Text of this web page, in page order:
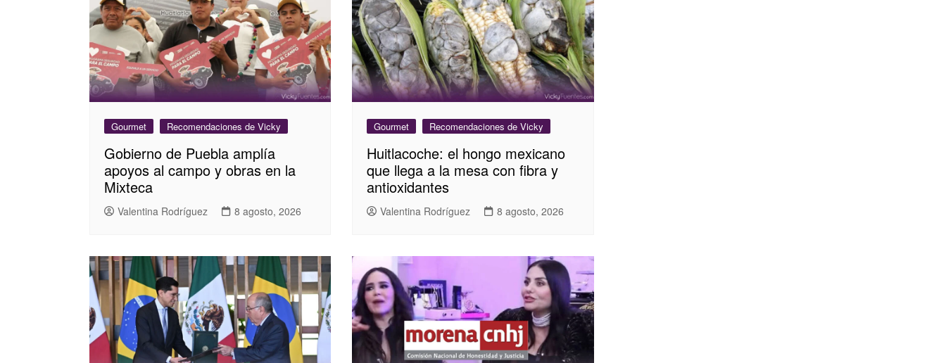
Gourmet Recomendaciones de Vicky
Gobierno de Puebla amplía
apoyos al campo y obras en la
Mixteca
Valentina Rodríguez 8 agosto, 2026
Gourmet Recomendaciones de Vicky
Huitlacoche: el hongo mexicano
que llega a la mesa con fibra y
antioxidantes
Valentina Rodríguez 8 agosto, 2026